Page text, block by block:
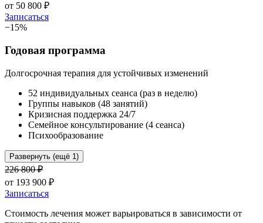
от 50 800 ₽
Записаться
−15%
Годовая программа
Долгосрочная терапия для устойчивых изменений
52 индивидуальных сеанса (раз в неделю)
Группы навыков (48 занятий)
Кризисная поддержка 24/7
Семейное консультирование (4 сеанса)
Психообразование
Развернуть (ещё 1)
226 800₽
от 193 900 ₽
Записаться
Стоимость лечения может варьироваться в зависимости от